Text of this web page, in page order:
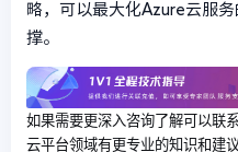
略，可以最大化Azure云服
撑。
如果需要更深入咨询了解可以联
云平台领域有更专业的知识和建